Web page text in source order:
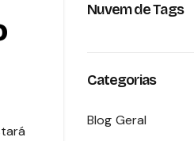
Nuvem de Tags
Categorias
Blog Geral